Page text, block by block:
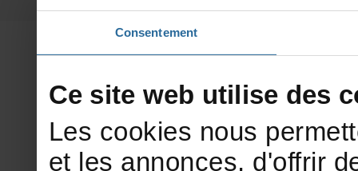
Consentement